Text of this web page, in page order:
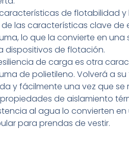
de flotabilidad y
las características clave de
lo que la convierte en una
dispositivos de flotación.
de carga es otra
de polietileno. Volverá a
y fácilmente una vez que se
propiedades de aislamiento
al agua lo convierten
para prendas de vestir.